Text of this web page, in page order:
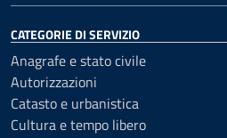
CATEGORIE DI SERVIZIO
Anagrafe e stato civile
Autorizzazioni
Catasto e urbanistica
Cultura e tempo libero